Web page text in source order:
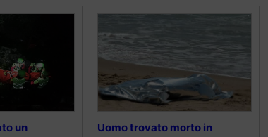
un
Uomo trovato morto in